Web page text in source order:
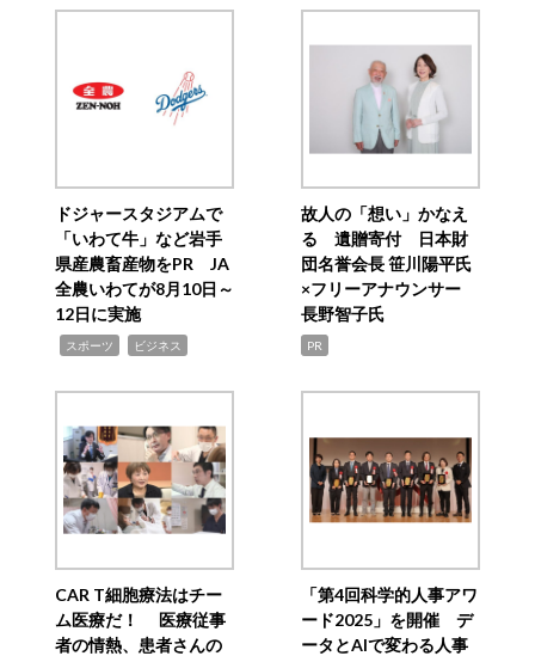
ドジャースタジアムで
「いわて牛」など岩手
県産農畜産物をPR JA
全農いわてが8月10日～
12日に実施
スポーツ ビジネス
故人の「想い」かなえ
る 遺贈寄付 日本財
団名誉会長 笹川陽平氏
×フリーアナウンサー
長野智子氏
PR
CAR T細胞療法はチー
ム医療だ！ 医療従事
者の情熱、患者さんの
「第4回科学的人事アワ
ード2025」を開催 デ
ータとAIで変わる人事